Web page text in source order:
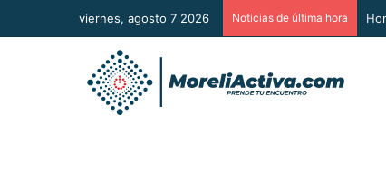
viernes, agosto 7 2026 Noticias de última hora A